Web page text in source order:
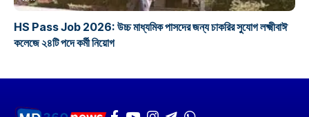
HS Pass Job 2026: উচ্চ মাধ্যমিক পাসদের জন্য চাকরির সুযোগ লক্ষ্মীবাঈ
কলেজে ২৪টি পদে কর্মী নিয়োগ